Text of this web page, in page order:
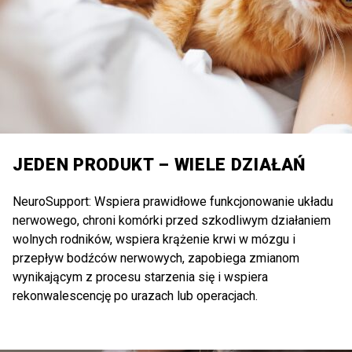
JEDEN PRODUKT – WIELE DZIAŁAŃ
NeuroSupport: Wspiera prawidłowe funkcjonowanie układu
nerwowego, chroni komórki przed szkodliwym działaniem
wolnych rodników, wspiera krążenie krwi w mózgu i
przepływ bodźców nerwowych, zapobiega zmianom
wynikającym z procesu starzenia się i wspiera
rekonwalescencję po urazach lub operacjach.